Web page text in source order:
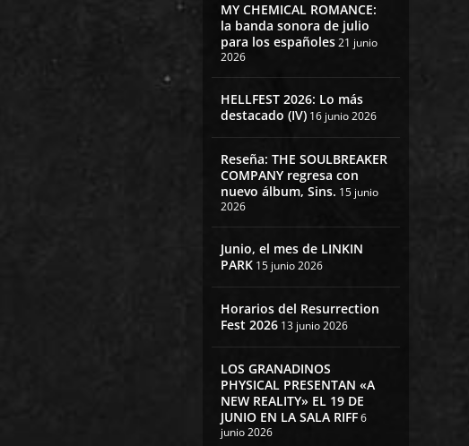
MY CHEMICAL ROMANCE:
la banda sonora de julio
para los españoles21 junio
2026
HELLFEST 2026: Lo más
destacado (IV) 16 junio 2026
Reseña: THE SOULBREAKER
COMPANY regresa con
nuevo álbum, Sins. 15 junio
2026
Junio, el mes de LINKIN
PARK 15 junio 2026
Horarios del Resurrection
Fest 2026 13 junio 2026
LOS GRANADINOS
PHYSICAL PRESENTAN «A
NEW REALITY» EL 19 DE
JUNIO EN LA SALA RIFF6
junio 2026